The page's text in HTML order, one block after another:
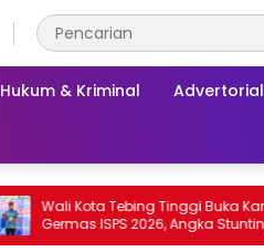
Hukum & Kriminal Advertorial
Tinggi Buka Kampanye
2026, Angka Stunting Turun